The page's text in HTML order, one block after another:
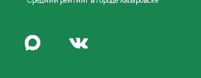
Написать в MaxПерейти во Вконтакте